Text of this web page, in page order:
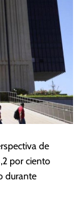
de
por ciento
durante